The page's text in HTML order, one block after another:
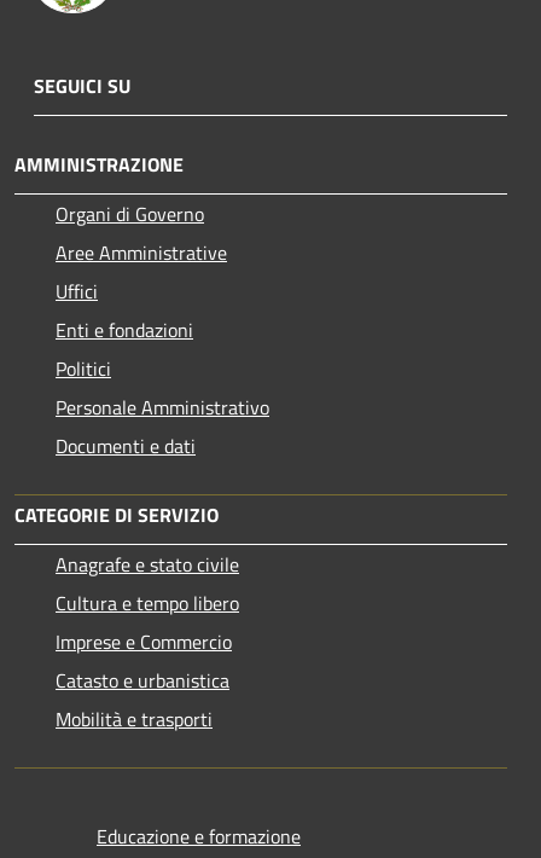
SEGUICI SU
AMMINISTRAZIONE
Organi di Governo
Aree Amministrative
Uffici
Enti e fondazioni
Politici
Personale Amministrativo
Documenti e dati
CATEGORIE DI SERVIZIO
Anagrafe e stato civile
Cultura e tempo libero
Imprese e Commercio
Catasto e urbanistica
Mobilità e trasporti
Educazione e formazione